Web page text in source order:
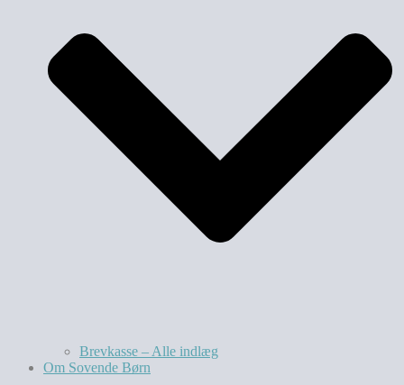
Brevkasse – Alle indlæg
Om Sovende Børn